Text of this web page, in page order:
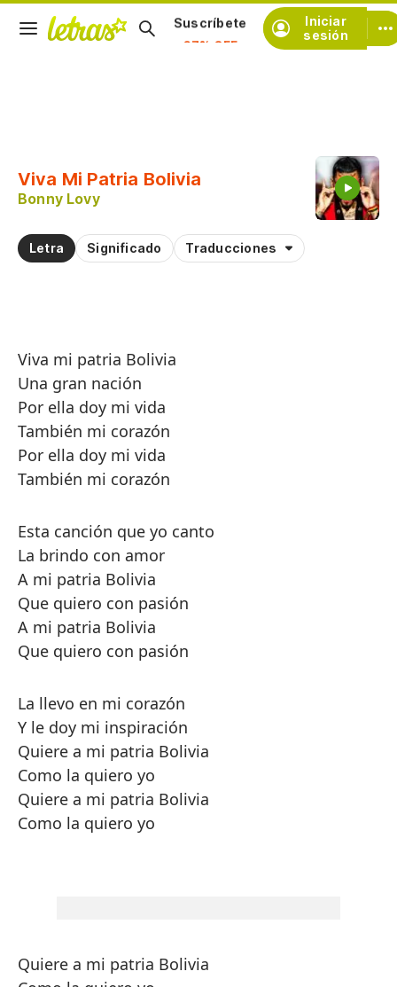
Iniciar
sesión
Suscríbete
Viva Mi Patria Bolivia
Bonny Lovy
Letra Significado Traducciones
Viva mi patria Bolivia
Una gran nación
Por ella doy mi vida
También mi corazón
Por ella doy mi vida
También mi corazón
Esta canción que yo canto
La brindo con amor
A mi patria Bolivia
Que quiero con pasión
A mi patria Bolivia
Que quiero con pasión
La llevo en mi corazón
Y le doy mi inspiración
Quiere a mi patria Bolivia
Como la quiero yo
Quiere a mi patria Bolivia
Como la quiero yo
Quiere a mi patria Bolivia
Practicar la pronunciación de